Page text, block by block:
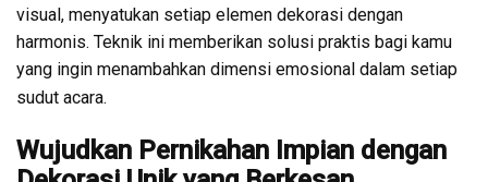
visual, menyatukan setiap elemen dekorasi dengan
harmonis. Teknik ini memberikan solusi praktis bagi kamu
yang ingin menambahkan dimensi emosional dalam setiap
sudut acara.
Wujudkan Pernikahan Impian dengan